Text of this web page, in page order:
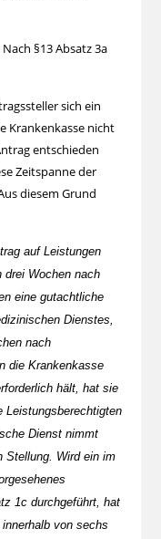
§13 Absatz 3a
sich ein
Krankenkasse nicht
entschieden
Zeitspanne der
diesem Grund
auf Leistungen
Wochen nach
eine gutachtliche
Dienstes,
nach
die Krankenkasse
hält, hat sie
Leistungsberechtigten
Dienst nimmt
Stellung. Wird ein im
1c durchgeführt, hat
von sechs